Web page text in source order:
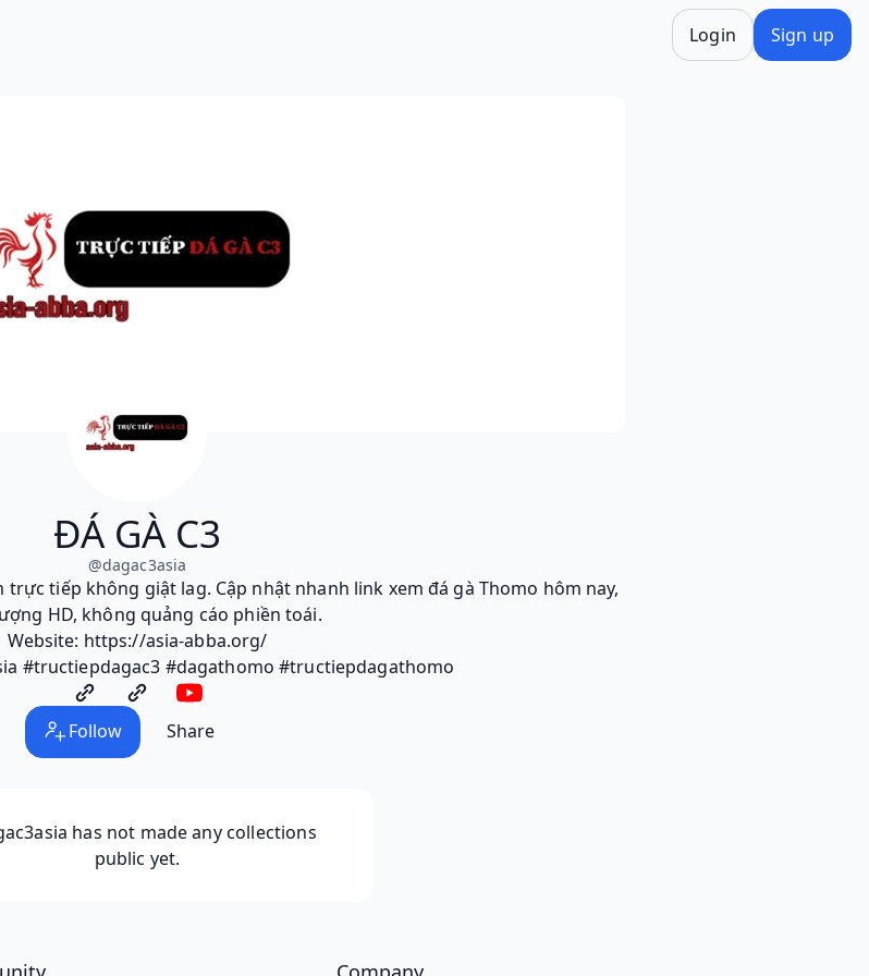
Login Sign up
ĐÁ GÀ C3
@dagac3asia
trực tiếp không giật lag. Cập nhật nhanh link xem đá gà Thomo hôm nay,
HD, không quảng cáo phiền toái.
Website: https://asia-abba.org/
#tructiepdagac3 #dagathomo #tructiepdagathomo
Follow Share
has not made any collections
public yet.